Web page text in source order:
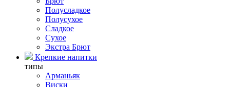
Полусладкое
Полусухое
Сладкое
Сухое
Экстра Брют
Крепкие напитки
типы
Арманьяк
Виски